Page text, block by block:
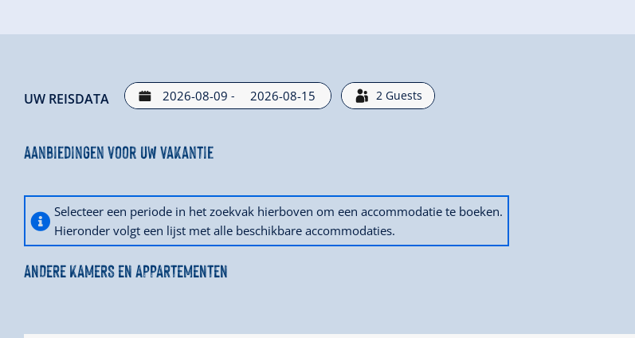
UW REISDATA - 2 Guests
Aanbiedingen voor uw vakantie
Selecteer een periode in het zoekvak hierboven om een accommodatie te boeken.
Hieronder volgt een lijst met alle beschikbare accommodaties.
ANDERE KAMERS EN APPARTEMENTEN